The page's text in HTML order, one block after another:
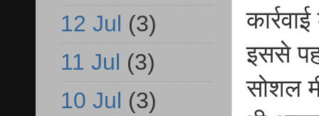
इससे
सोशल
12 Jul (3)
11 Jul (3)
10 Jul (3)